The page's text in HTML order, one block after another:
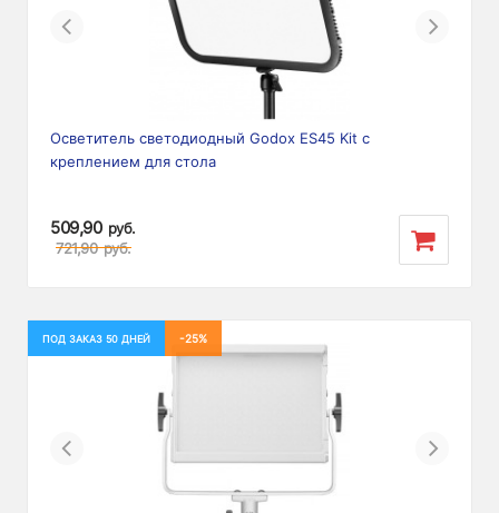
Previous Next
Осветитель светодиодный Godox ES45 Kit с
креплением для стола
509,90 руб.
721,90 руб.
ПОД ЗАКАЗ 50 ДНЕЙ -25%
Previous Next